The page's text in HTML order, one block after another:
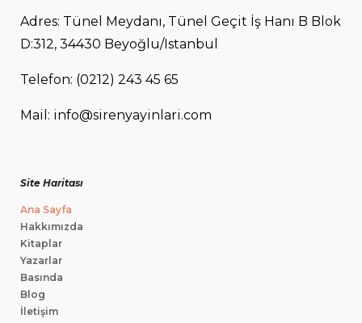
Adres: Tünel Meydanı, Tünel Geçit İş Hanı B Blok
D:312, 34430 Beyoğlu/Istanbul
Telefon: (0212) 243 45 65
Mail: info@sirenyayinlari.com
Site Haritası
Ana Sayfa
Hakkımızda
Kitaplar
Yazarlar
Basında
Blog
İletişim